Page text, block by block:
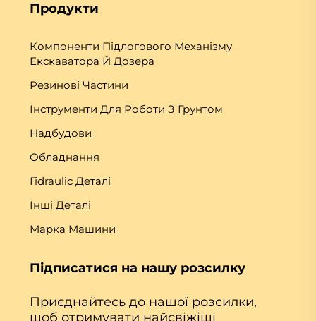
Продукти
Компоненти Підлогового Механізму
Екскаватора Й Дозера
Резинові Частини
Інструменти Для Роботи З Грунтом
Надбудови
Обладнання
Гіdraulic Деталі
Інші Деталі
Марка Машини
Підписатися на нашу розсилку
Приєднайтесь до нашої розсилки,
щоб отримувати найсвіжіші